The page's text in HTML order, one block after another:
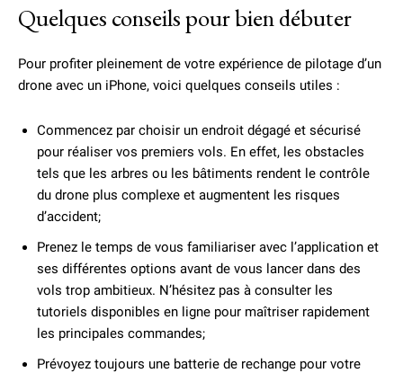
Quelques conseils pour bien débuter
Pour profiter pleinement de votre expérience de pilotage d’un
drone avec un iPhone, voici quelques conseils utiles :
Commencez par choisir un endroit dégagé et sécurisé
pour réaliser vos premiers vols. En effet, les obstacles
tels que les arbres ou les bâtiments rendent le contrôle
du drone plus complexe et augmentent les risques
d’accident;
Prenez le temps de vous familiariser avec l’application et
ses différentes options avant de vous lancer dans des
vols trop ambitieux. N’hésitez pas à consulter les
tutoriels disponibles en ligne pour maîtriser rapidement
les principales commandes;
Prévoyez toujours une batterie de rechange pour votre